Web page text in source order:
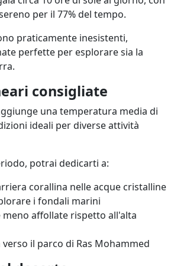
per il 77% del tempo.
praticamente inesistenti,
perfette per esplorare sia la
consigliate
una temperatura media di
ideali per diverse attività
potrai dedicarti a:
corallina nelle acque cristalline
i fondali marini
meno affollate rispetto all'alta
il parco di Ras Mohammed